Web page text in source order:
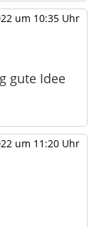
um 10:35 Uhr
gute Idee
um 11:20 Uhr